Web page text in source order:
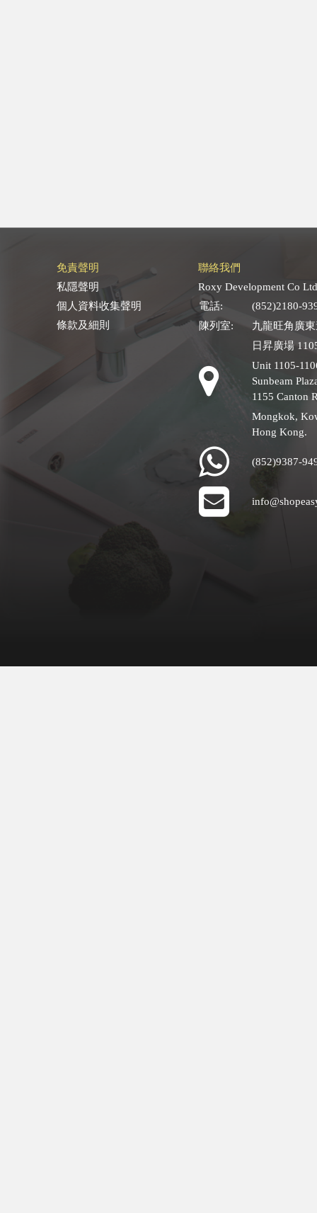
免責聲明
私隱聲明
個人資料收集聲明
條款及細則
聯絡我們
Roxy Development Co
電話:
(852)2180-
陳列室:
九龍旺角廣
日昇廣場
Unit 1105-
Sunbeam
1155 Canton
Mongkok,
Hong Kong.
(852)9387-